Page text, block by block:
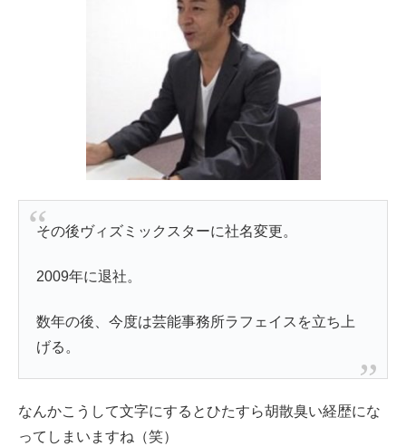
その後ヴィズミックスターに社名変更。
2009年に退社。
数年の後、今度は芸能事務所ラフェイスを立ち上
げる。
なんかこうして文字にするとひたすら胡散臭い経歴にな
ってしまいますね（笑）